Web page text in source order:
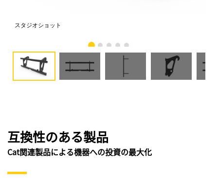
スタジオショット
互換性のある製品
Cat関連製品による機器への投資の最大化